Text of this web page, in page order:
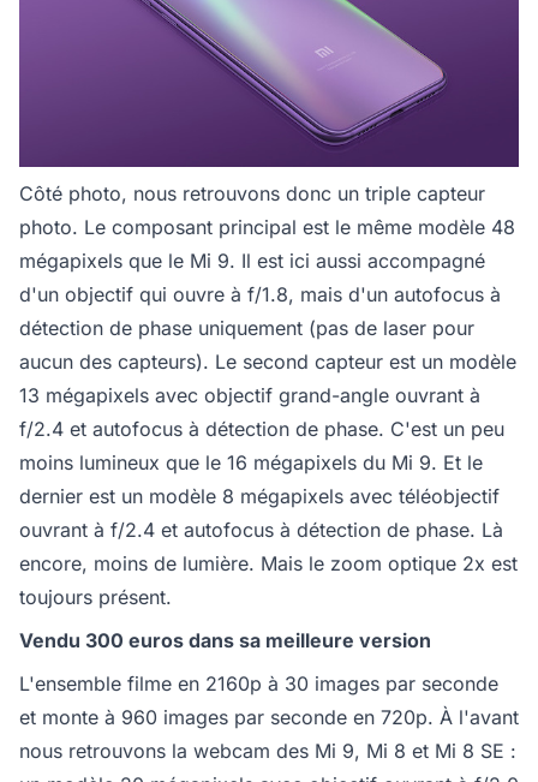
Côté photo, nous retrouvons donc un triple capteur
photo. Le composant principal est le même modèle 48
mégapixels que le Mi 9. Il est ici aussi accompagné
d'un objectif qui ouvre à f/1.8, mais d'un autofocus à
détection de phase uniquement (pas de laser pour
aucun des capteurs). Le second capteur est un modèle
13 mégapixels avec objectif grand-angle ouvrant à
f/2.4 et autofocus à détection de phase. C'est un peu
moins lumineux que le 16 mégapixels du Mi 9. Et le
dernier est un modèle 8 mégapixels avec téléobjectif
ouvrant à f/2.4 et autofocus à détection de phase. Là
encore, moins de lumière. Mais le zoom optique 2x est
toujours présent.
Vendu 300 euros dans sa meilleure version
L'ensemble filme en 2160p à 30 images par seconde
et monte à 960 images par seconde en 720p. À l'avant
nous retrouvons la webcam des Mi 9, Mi 8 et Mi 8 SE :